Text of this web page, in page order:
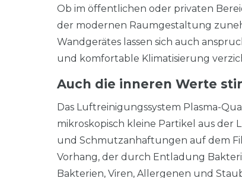
Ob im öffentlichen oder privaten
der modernen Raumgestaltung
Wandgerätes lassen sich auch
und komfortable Klimatisierung
Auch die inneren Werte
Das Luftreinigungssystem Plasma-
mikroskopisch kleine Partikel aus
und Schmutzanhaftungen auf dem
Vorhang, der durch Entladung
Bakterien, Viren, Allergenen und